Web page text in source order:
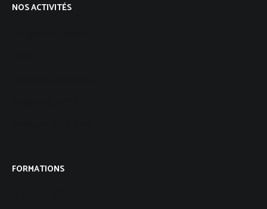
NOS ACTIVITÉS
FORMATIONS